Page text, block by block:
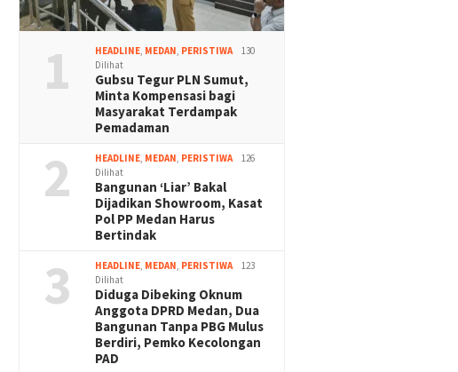
1 HEADLINE, MEDAN, PERISTIWA
130
Dilihat
Gubsu Tegur PLN Sumut,
Minta Kompensasi bagi
Masyarakat Terdampak
Pemadaman
2 HEADLINE, MEDAN, PERISTIWA
126
Dilihat
Bangunan ‘Liar’ Bakal
Dijadikan Showroom, Kasat
Pol PP Medan Harus
Bertindak
3 HEADLINE, MEDAN, PERISTIWA
123
Dilihat
Diduga Dibeking Oknum
Anggota DPRD Medan, Dua
Bangunan Tanpa PBG Mulus
Berdiri, Pemko Kecolongan
PAD